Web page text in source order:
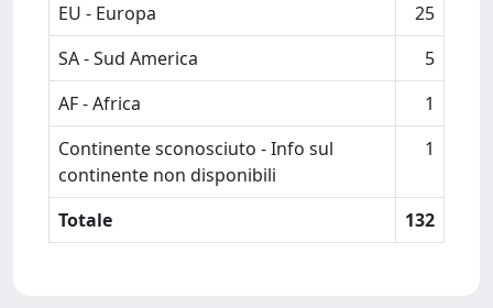
EU - Europa
25
SA - Sud America
5
AF - Africa
1
Continente sconosciuto - Info sul
continente non disponibili
1
Totale 132